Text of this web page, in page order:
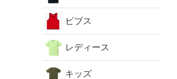
ビブス
レディース
キッズ